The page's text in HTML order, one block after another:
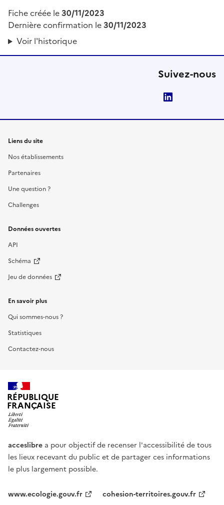
Fiche créée le30/11/2023
Dernière confirmation le30/11/2023
Voir l'historique
Suivez-nous
Liens du site
Nos établissements
Partenaires
Une question ?
Challenges
Données ouvertes
API
Schéma
Jeu de données
En savoir plus
Qui sommes-nous ?
Statistiques
Contactez-nous
RÉPUBLIQUE
FRANÇAISE
acceslibre a pour objectif de recenser l'accessibilité de tous
les lieux recevant du public et de partager ces informations
le plus largement possible.
www.ecologie.gouv.fr
cohesion-territoires.gouv.fr